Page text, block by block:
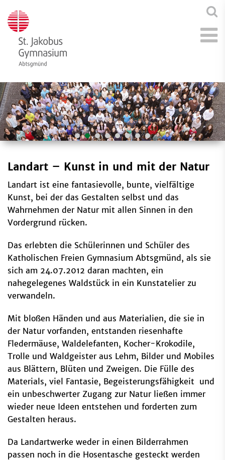
Landart – Kunst in und mit der Natur
Landart ist eine fantasievolle, bunte, vielfältige
Kunst, bei der das Gestalten selbst und das
Wahrnehmen der Natur mit allen Sinnen in den
Vordergrund rücken.
Das erlebten die Schülerinnen und Schüler des
Katholischen Freien Gymnasium Abtsgmünd, als sie
sich am 24.07.2012 daran machten, ein
nahegelegenes Waldstück in ein Kunstatelier zu
verwandeln.
Mit bloßen Händen und aus Materialien, die sie in
der Natur vorfanden, entstanden riesenhafte
Fledermäuse, Waldelefanten, Kocher-Krokodile,
Trolle und Waldgeister aus Lehm, Bilder und Mobiles
aus Blättern, Blüten und Zweigen. Die Fülle des
Materials, viel Fantasie, Begeisterungsfähigkeit und
ein unbeschwerter Zugang zur Natur ließen immer
wieder neue Ideen entstehen und forderten zum
Gestalten heraus.
Da Landartwerke weder in einen Bilderrahmen
passen noch in die Hosentasche gesteckt werden